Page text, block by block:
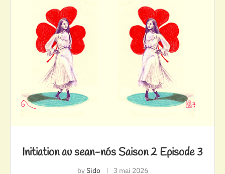
Initiation au sean-nós Saison 2 Episode 3
bySido 3 mai 2026